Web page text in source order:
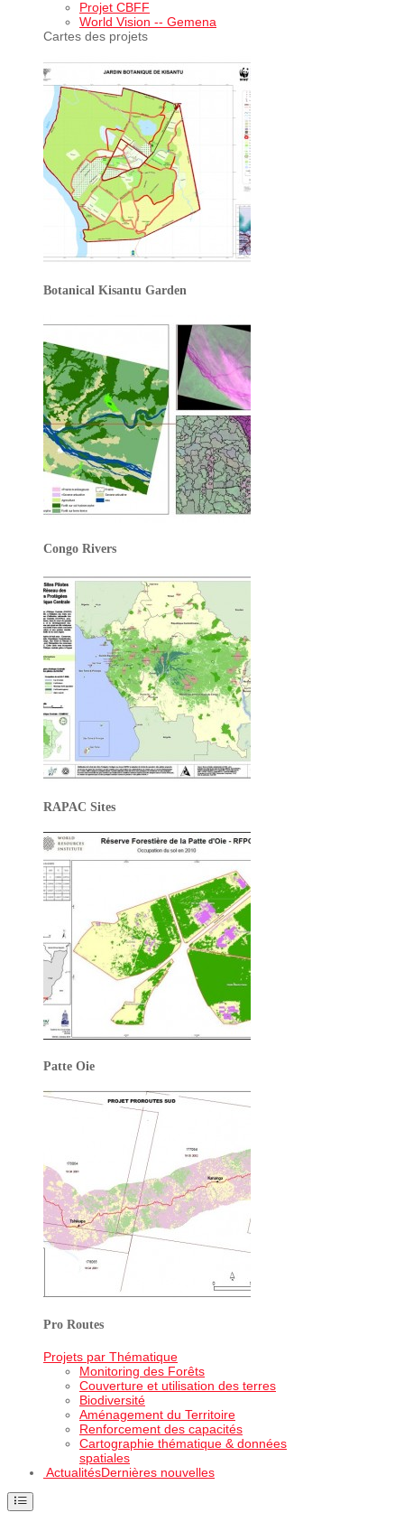
Projet CBFF
World Vision -- Gemena
Cartes des projets
Botanical Kisantu Garden
Congo Rivers
RAPAC Sites
Patte Oie
Pro Routes
Projets par Thématique
Monitoring des Forêts
Couverture et utilisation des terres
Biodiversité
Aménagement du Territoire
Renforcement des capacités
Cartographie thématique & données
spatiales
ActualitésDernières nouvelles